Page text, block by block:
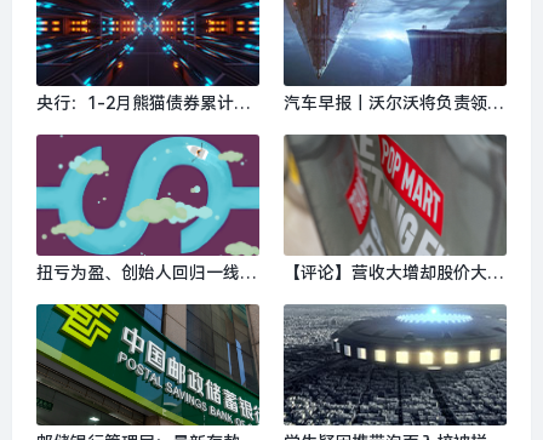
技
新闻 · 时尚
央行：1-2月熊猫债券累计发
行504.4亿元，新增4家境外机
构进入银行间债券市场|界面
新闻 · 快讯
汽车早报｜沃尔沃将负责领克
欧洲业务营运事宜 东风资管
拟增持岚图汽车H股|界面新闻
· 汽车
扭亏为盈、创始人回归一线，
连连数字聚焦中企出海与AI原
生战略|界面新闻
【评论】营收大增却股价大
跌，泡泡玛特还需继续证明自
己|界面新闻